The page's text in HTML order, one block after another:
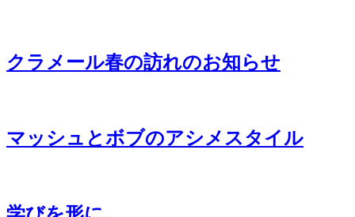
クラメール春の訪れのお知らせ
マッシュとボブのアシメスタイル